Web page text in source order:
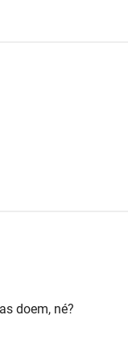
doem, né?